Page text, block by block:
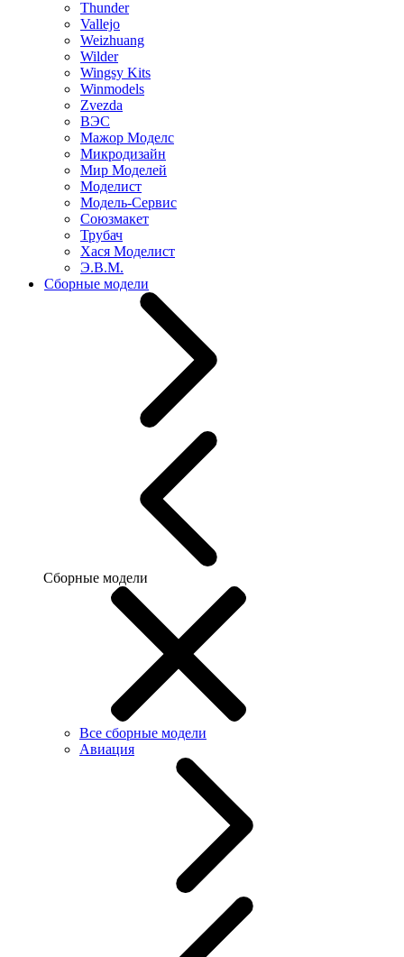
Thunder
Vallejo
Weizhuang
Wilder
Wingsy Kits
Winmodels
Zvezda
ВЭС
Мажор Моделс
Микродизайн
Мир Моделей
Моделист
Модель-Сервис
Союзмакет
Трубач
Хася Моделист
Э.В.М.
Сборные модели
Сборные модели
Все сборные модели
Авиация